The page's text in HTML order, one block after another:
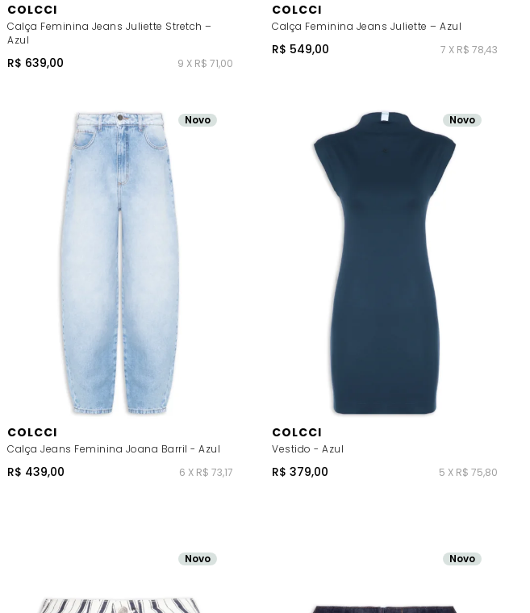
COLCCI
Calça Feminina Jeans Juliette Stretch –
Azul
R$ 639,00 9 X R$ 71,00
COLCCI
Calça Feminina Jeans Juliette – Azul
R$ 549,00 7 X R$ 78,43
COLCCI
Calça Jeans Feminina Joana Barril - Azul
R$ 439,00 6 X R$ 73,17
Novo
COLCCI
Vestido - Azul
R$ 379,00 5 X R$ 75,80
Novo
Novo Novo